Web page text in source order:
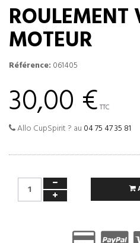
ROULEMENT
MOTEUR
Référence: 061405
30,00 € TTC
Allo CupSpirit ? au 04 75 47 35 81